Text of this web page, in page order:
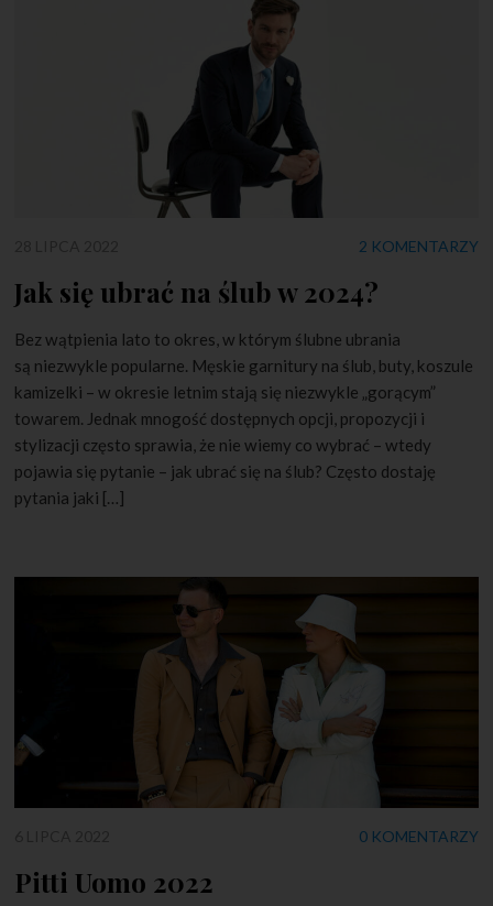
2 KOMENTARZY
Jak się ubrać na ślub w 2024?
Bez wątpienia lato to okres, w którym ślubne ubrania
są niezwykle popularne. Męskie garnitury na ślub, buty, koszule
kamizelki – w okresie letnim stają się niezwykle „gorącym”
towarem. Jednak mnogość dostępnych opcji, propozycji i
stylizacji często sprawia, że nie wiemy co wybrać – wtedy
pojawia się pytanie – jak ubrać się na ślub? Często dostaję
pytania jaki […]
0 KOMENTARZY
Pitti Uomo 2022